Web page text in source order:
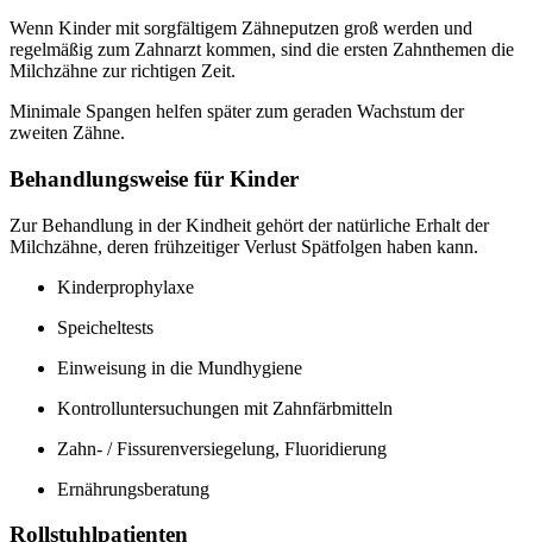
Wenn Kinder mit sorgfältigem Zähneputzen groß werden und
regelmäßig zum Zahnarzt kommen, sind die ersten Zahnthemen die
Milchzähne zur richtigen Zeit.
Minimale Spangen helfen später zum geraden Wachstum der
zweiten Zähne.
Behandlungsweise für Kinder
Zur Behandlung in der Kindheit gehört der natürliche Erhalt der
Milchzähne, deren frühzeitiger Verlust Spätfolgen haben kann.
Kinderprophylaxe
Speicheltests
Einweisung in die Mundhygiene
Kontrolluntersuchungen mit Zahnfärbmitteln
Zahn- / Fissurenversiegelung, Fluoridierung
Ernährungsberatung
Rollstuhlpatienten